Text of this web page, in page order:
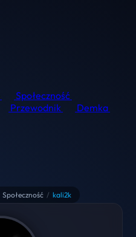
Społeczność
Przewodnik
Demka
Społeczność / kali2k